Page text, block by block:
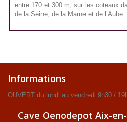
entre 170 et 300 m, sur les coteaux
de la Seine, de la Marne et de l’Aube.
Informations
OUVERT du lundi au vendredi 9h30 /
Cave Oenodepot Aix-